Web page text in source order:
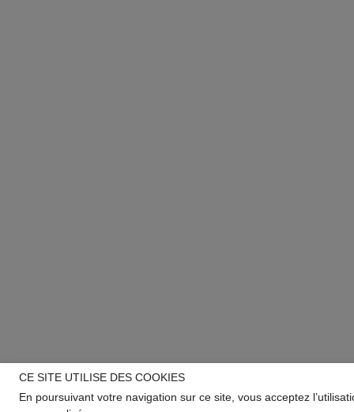
CE SITE UTILISE DES COOKIES
En poursuivant votre navigation sur ce site, vous acceptez